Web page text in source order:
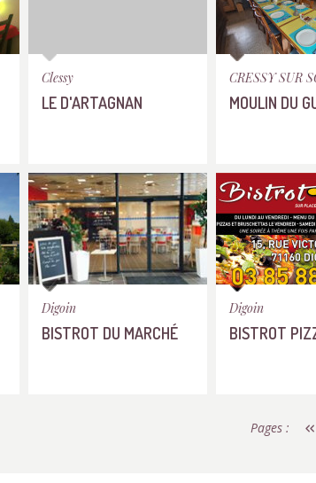
Clessy
LE D'ARTAGNAN
CRESSY SUR
MOULIN DU
Digoin
BISTROT DU MARCHÉ
Digoin
BISTROT
Pages :